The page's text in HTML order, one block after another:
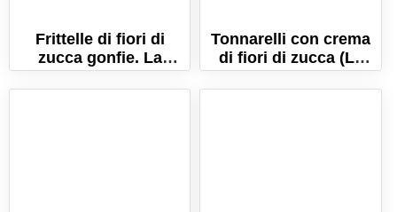
Frittelle di fiori di
zucca gonfie. La
ricetta semplice e
veloce!
Tonnarelli con crema
di fiori di zucca (La
ricetta estiva
gustosa!)